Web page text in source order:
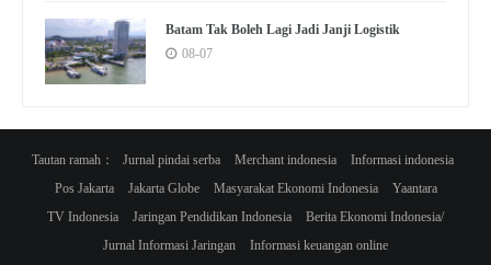
Batam Tak Boleh Lagi Jadi Janji Logistik
08-07
Tautan ramah： Jurnal pindai serba Merchant indonesia
Informasi indonesia
Pos Jakarta
Jakarta Globe Masyarakat Ekonomi Indonesia
Yaantara
TV Indonesia
Jaringan Pendidikan Indonesia
Berita Ekonomi Indonesia/
Jurnal Informasi Jaringan
Informasi keuangan online